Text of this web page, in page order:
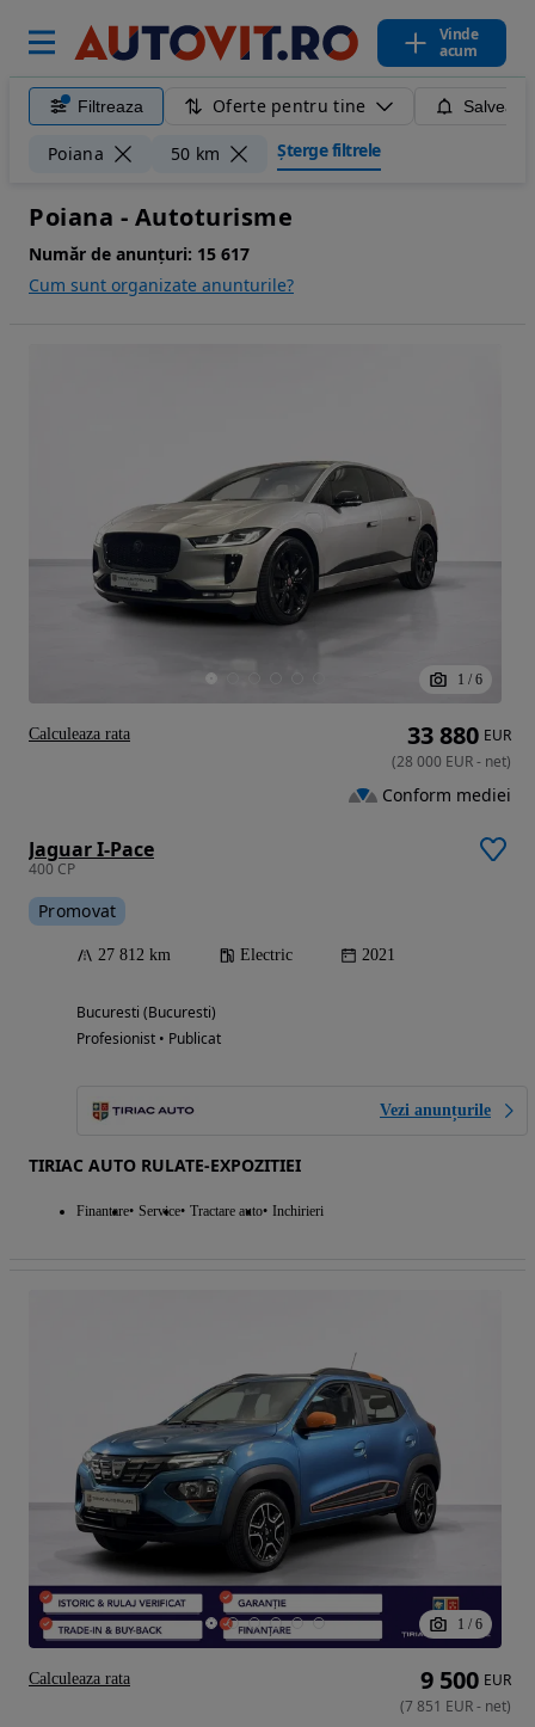
Vinde
acum
Filtreaza Oferte pentru tine
Poiana 50 km Șterge filtrele
Poiana - Autoturisme
Număr de anunțuri: 15 617
Cum sunt organizate anunturile?
1 / 6
Jaguar I-Pace
400 CP
Promovat
27 812 km Electric 2021
Bucuresti (Bucuresti)
Profesionist • Publicat
Vezi anunțurile
TIRIAC AUTO RULATE-EXPOZITIEI
Finantare Service Tractare auto Inchirieri
33 880 EUR
(28 000 EUR- net)
Conform mediei
Calculeaza rata
1 / 6
9 500 EUR
(7 851 EUR- net)
Calculeaza rata